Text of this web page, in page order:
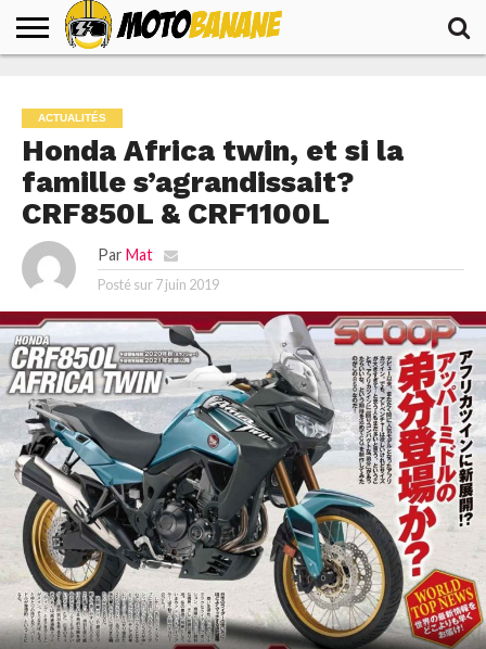
PRODUITS
ACTUALITÉS
Honda Africa twin, et si la
famille s’agrandissait?
CRF850L & CRF1100L
Par Mat
Posté sur 7 juin 2019